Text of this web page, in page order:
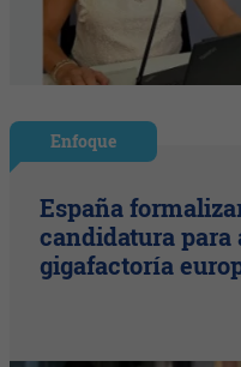
Enfoque
España
candidatura para
gigafactoría